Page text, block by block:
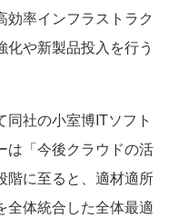
率インフラストラク
や新製品投入を行う
社の小室博ITソフト
は「今後クラウドの活
階に至ると、適材適所
全体統合した全体最適